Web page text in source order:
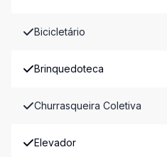
Bicicletário
Brinquedoteca
Churrasqueira Coletiva
Elevador